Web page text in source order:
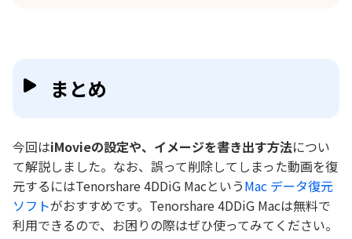
まとめ
今回はiMovieの設定や、イメージを書き出す方法につい
て解説しました。なお、誤って削除してしまった動画を復
元するにはTenorshare 4DDiG MacというMac データ復元
ソフトがおすすめです。Tenorshare 4DDiG Macは無料で
利用できるので、お困りの際はぜひ使ってみてください。